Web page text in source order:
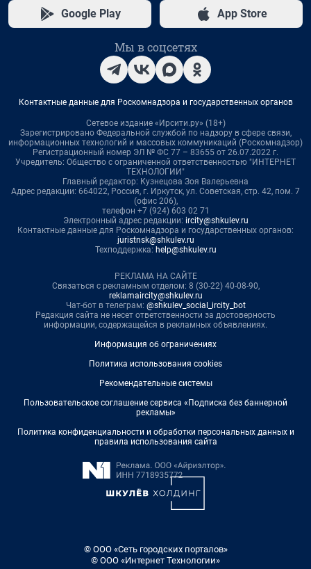
Google Play App Store
Мы в соцсетях
Контактные данные для Роскомнадзора и государственных органов
Сетевое издание «Ирсити.ру» (18+)
Зарегистрировано Федеральной службой по надзору в сфере связи,
информационных технологий и массовых коммуникаций (Роскомнадзор)
Регистрационный номер ЭЛ № ФС 77 – 83655 от 26.07.2022 г.
Учредитель: Общество с ограниченной ответственностью "ИНТЕРНЕТ
ТЕХНОЛОГИИ"
Главный редактор: Кузнецова Зоя Валерьевна
Адрес редакции: 664022, Россия, г. Иркутск, ул. Советская, стр. 42, пом. 7
(офис 206),
телефон +7 (924) 603 02 71
Электронный адрес редакции: ircity@shkulev.ru
Контактные данные для Роскомнадзора и государственных органов:
juristnsk@shkulev.ru
Техподдержка: help@shkulev.ru
РЕКЛАМА НА САЙТЕ
Связаться с рекламным отделом: 8 (30-22) 40-08-90,
reklamaircity@shkulev.ru
Чат-бот в телеграм: @shkulev_social_ircity_bot
Редакция сайта не несет ответственности за достоверность
информации, содержащейся в рекламных объявлениях.
Информация об ограничениях
Политика использования cookies
Рекомендательные системы
Пользовательское соглашение сервиса «Подписка без баннерной
рекламы»
Политика конфиденциальности и обработки персональных данных и
правила использования сайта
© ООО «Сеть городских порталов»
© ООО «Интернет Технологии»